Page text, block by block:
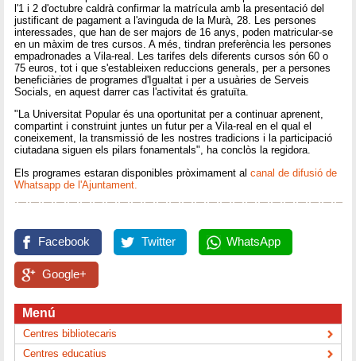
l'1 i 2 d'octubre caldrà confirmar la matrícula amb la presentació del
justificant de pagament a l'avinguda de la Murà, 28. Les persones
interessades, que han de ser majors de 16 anys, poden matricular-se
en un màxim de tres cursos. A més, tindran preferència les persones
empadronades a Vila-real. Les tarifes dels diferents cursos són 60 o
75 euros, tot i que s'estableixen reduccions generals, per a persones
beneficiàries de programes d'Igualtat i per a usuàries de Serveis
Socials, en aquest darrer cas l'activitat és gratuïta.
"La Universitat Popular és una oportunitat per a continuar aprenent,
compartint i construint juntes un futur per a Vila-real en el qual el
coneixement, la transmissió de les nostres tradicions i la participació
ciutadana siguen els pilars fonamentals", ha conclòs la regidora.
Els programes estaran disponibles pròximament alcanal de difusió de
Whatsapp de l'Ajuntament.
Facebook Twitter WhatsApp
Google+
Menú
Centres bibliotecaris
Centres educatius